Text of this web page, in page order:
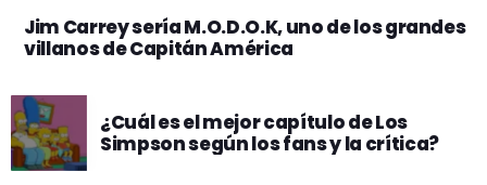
Jim Carrey sería M.O.D.O.K, uno de los grandes
villanos de Capitán América
¿Cuál es el mejor capítulo de Los
Simpson según los fans y la crítica?